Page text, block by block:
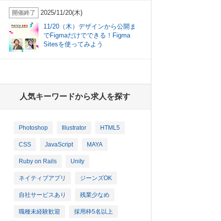
開催終了
2025/11/20(木)
11/20（木）デザインから公開ま
でFigmaだけでできる！Figma
Sitesを使ってみよう
人気キーワードから求人を探す
Photoshop Illustrator HTML5
CSS JavaScript MAYA
Ruby on Rails Unity
ネイティブアプリ ジーンズOK
自社サービスあり 残業少なめ
職種未経験歓迎 採用枠5名以上